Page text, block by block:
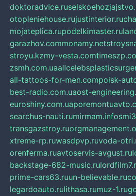
doktoradvice.ru
otopleniehouse.rujustinterior.ru
mojateplica.rupodelkimaster.ru
garazhov.commonamy.net
stroyu.kzmy-vesta.com
zsmh.com.ua
all-tattoos-for-men.compoisk-
best-radio.com.uaost-
euroshiny.com.ua
searchus-nauti.rumirmam.info
transgazstroy.ru
xtreme-rp.ruwasdpvp.ruvoda-
orenferma.ruavtoservis-avgust.ru
backstage-682-music.ru
prime-cars63.ruun-believable.ru
legardoauto.rulithasa.rumuz-1.ru